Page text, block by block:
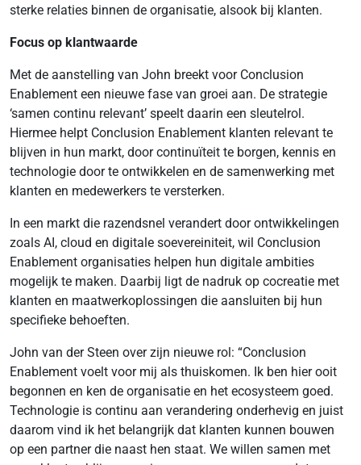
sterke relaties binnen de organisatie, alsook bij klanten.
Focus op klantwaarde
Met de aanstelling van John breekt voor Conclusion
Enablement een nieuwe fase van groei aan. De strategie
‘samen continu relevant’ speelt daarin een sleutelrol.
Hiermee helpt Conclusion Enablement klanten relevant te
blijven in hun markt, door continuïteit te borgen, kennis en
technologie door te ontwikkelen en de samenwerking met
klanten en medewerkers te versterken.
In een markt die razendsnel verandert door ontwikkelingen
zoals AI, cloud en digitale soevereiniteit, wil Conclusion
Enablement organisaties helpen hun digitale ambities
mogelijk te maken. Daarbij ligt de nadruk op cocreatie met
klanten en maatwerkoplossingen die aansluiten bij hun
specifieke behoeften.
John van der Steen over zijn nieuwe rol: “Conclusion
Enablement voelt voor mij als thuiskomen. Ik ben hier ooit
begonnen en ken de organisatie en het ecosysteem goed.
Technologie is continu aan verandering onderhevig en juist
daarom vind ik het belangrijk dat klanten kunnen bouwen
op een partner die naast hen staat. We willen samen met